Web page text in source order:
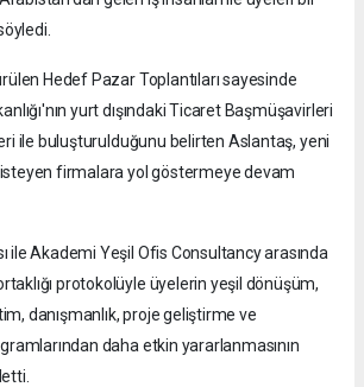
Hedef Pazar Toplantıları sayesinde
yurt dışındaki Ticaret Başmüşavirleri
ile buluşturulduğunu belirten Aslantaş, yeni
firmalara yol göstermeye devam
ile Akademi Yeşil Ofis Consultancy arasında
protokolüyle üyelerin yeşil dönüşüm,
danışmanlık, proje geliştirme ve
daha etkin yararlanmasının